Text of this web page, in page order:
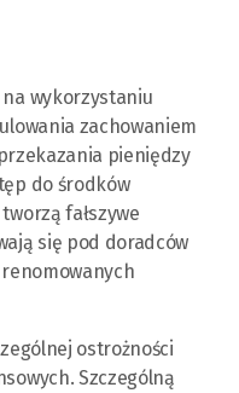
wykorzystaniu
zachowaniem
pieniędzy
do środków
fałszywe
się pod doradców
ostrożności
Szczególną